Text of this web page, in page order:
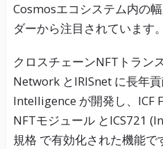
Cosmosエコシステム内の
ダーから注目されています。
クロスチェーンNFTトラン
Network とIRISnet に長年
Intelligence が開発し、ICF
NFTモジュール とICS721
規格 で有効化された機能で